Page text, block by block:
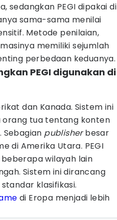
sedangkan PEGI dipakai di
sama-sama menilai
Metode penilaian,
memiliki sejumlah
perbedaan keduanya.
PEGI digunakan di
dan Kanada. Sistem ini
tua tentang konten
publisherbesar
di Amerika Utara. PEGI
wilayah lain
Sistem ini dirancang
klasifikasi.
di Eropa menjadi lebih